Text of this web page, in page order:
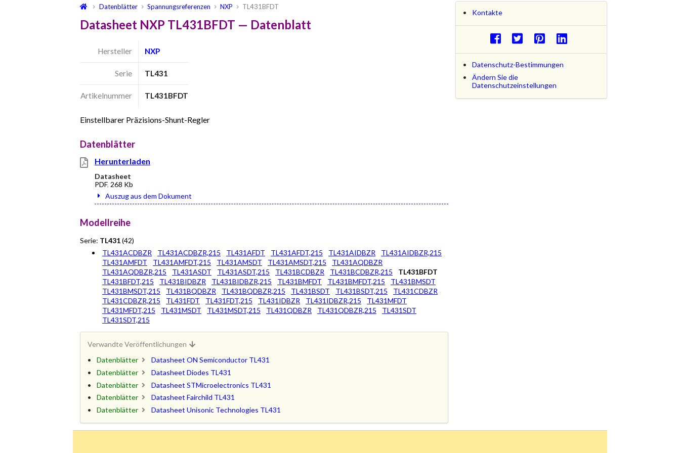
Datenblätter Spannungsreferenzen NXP TL431BFDT
Datasheet NXP TL431BFDT — Datenblatt
Hersteller NXP
Serie TL431
Artikelnummer TL431BFDT
Einstellbarer Präzisions-Shunt-Regler
Datenblätter
Herunterladen
Datasheet
PDF, 268 Kb
Auszug aus dem Dokument
Modellreihe
Serie: TL431(42)
TL431ACDBZR
TL431ACDBZR,215 TL431AFDT TL431AFDT,215 TL431AIDBZR
TL431AIDBZR,215
TL431AMFDT
TL431AMFDT,215 TL431AMSDT TL431AMSDT,215
TL431AQDBZR
TL431AQDBZR,215
TL431ASDT TL431ASDT,215 TL431BCDBZR TL431BCDBZR,215
TL431BFDT
TL431BFDT,215
TL431BIDBZR TL431BIDBZR,215 TL431BMFDT TL431BMFDT,215
TL431BMSDT
TL431BMSDT,215
TL431BQDBZR TL431BQDBZR,215 TL431BSDT TL431BSDT,215
TL431CDBZR
TL431CDBZR,215
TL431FDT TL431FDT,215 TL431IDBZR TL431IDBZR,215
TL431MFDT
TL431MFDT,215
TL431MSDT TL431MSDT,215 TL431QDBZR TL431QDBZR,215
TL431SDT
TL431SDT,215
Verwandte Veröffentlichungen
Datenblätter
Datasheet ON Semiconductor TL431
Datenblätter
Datasheet Diodes TL431
Datenblätter
Datasheet STMicroelectronics TL431
Datenblätter
Datasheet Fairchild TL431
Datenblätter
Datasheet Unisonic Technologies TL431
Kontakte
Datenschutz-Bestimmungen
Ändern Sie die
Datenschutzeinstellungen